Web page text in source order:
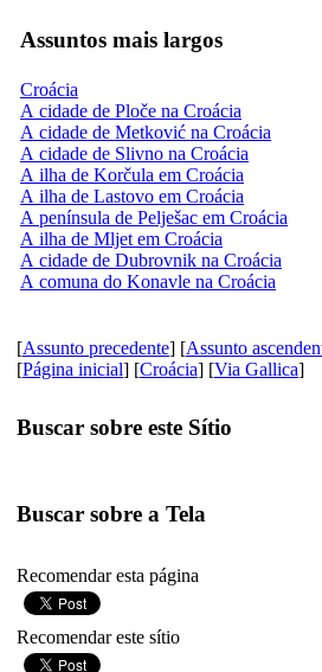
Assuntos mais largos
Croácia
A cidade de Ploče na Croácia
A cidade de Metković na Croácia
A cidade de Slivno na Croácia
A ilha de Korčula em Croácia
A ilha de Lastovo em Croácia
A península de Pelješac em Croácia
A ilha de Mljet em Croácia
A cidade de Dubrovnik na Croácia
A comuna do Konavle na Croácia
[Assunto precedente] [Assunto
[Página inicial] [Croácia] [Via Gallica]
Buscar sobre este Sítio
Buscar sobre a Tela
Recomendar esta página
Recomendar este sítio